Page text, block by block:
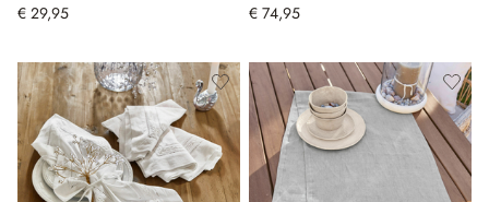
€ 29,95 € 74,95